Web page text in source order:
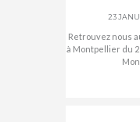
23
Retrouvez nous
à Montpellier du